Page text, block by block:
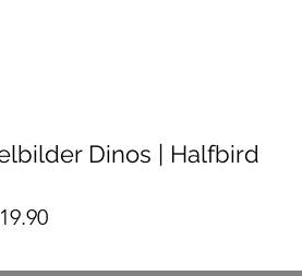
Dinos | Halfbird
Preis